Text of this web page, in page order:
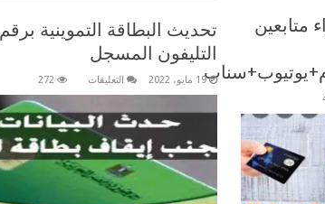
تحديث البطاقة التموينية برقم
التليفون المسجل
19 مايو، 2022 التعليقات
التموينية
برقم
التليفون
المسجل
مغلقة
272